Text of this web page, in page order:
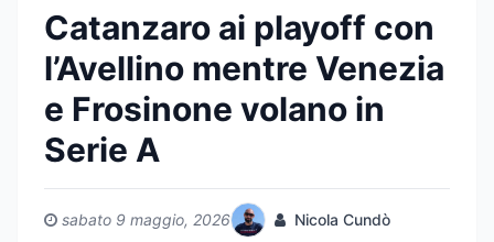
Catanzaro ai playoff con
l’Avellino mentre Venezia
e Frosinone volano in
Serie A
sabato 9 maggio, 2026 Nicola Cundò